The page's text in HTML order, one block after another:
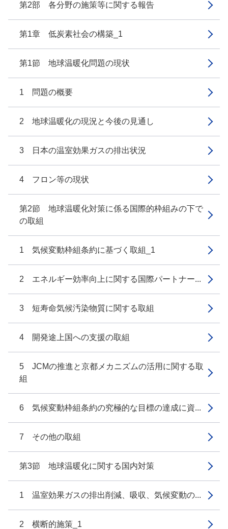
第2部 各分野の施策等に関する報告
第1章 低炭素社会の構築_1
第1節 地球温暖化問題の現状
1 問題の概要
2 地球温暖化の現況と今後の見通し
3 日本の温室効果ガスの排出状況
4 フロン等の現状
第2節 地球温暖化対策に係る国際的枠組みの下で
の取組
1 気候変動枠組条約に基づく取組_1
2 エネルギー効率向上に関する国際パートナー...
3 短寿命気候汚染物質に関する取組
4 開発途上国への支援の取組
5 JCMの推進と京都メカニズムの活用に関する取
組
6 気候変動枠組条約の究極的な目標の達成に資...
7 その他の取組
第3節 地球温暖化に関する国内対策
1 温室効果ガスの排出削減、吸収、気候変動の...
2 横断的施策_1